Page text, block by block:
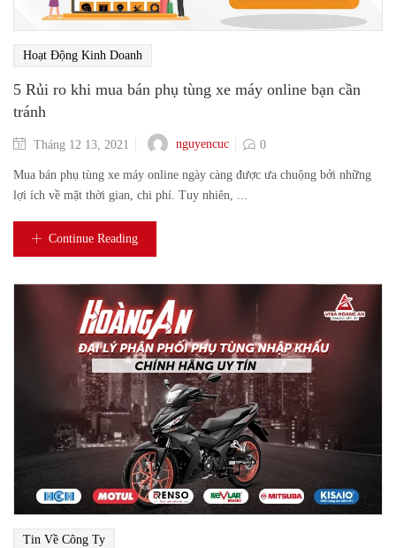
Hoạt Động Kinh Doanh
5 Rủi ro khi mua bán phụ tùng xe máy online bạn cần
tránh
Tháng 12 13, 2021 nguyencuc 0
Mua bán phụ tùng xe máy online ngày càng được ưa chuộng bởi những
lợi ích về mặt thời gian, chi phí. Tuy nhiên, ...
Continue Reading
Tin Về Công Ty